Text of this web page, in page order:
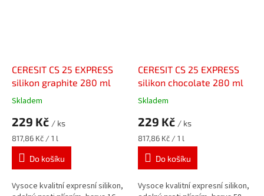
CERESIT CS 25 EXPRESS
silikon graphite 280 ml
Skladem
229 Kč / ks
Měrná
cena:
817,86 Kč / 1 l
Do košíku
Vysoce kvalitní expresní silikon,
CERESIT CS 25 EXPRESS
silikon chocolate 280 ml
Skladem
229 Kč / ks
Měrná
cena:
817,86 Kč / 1 l
Do košíku
Vysoce kvalitní expresní silikon,